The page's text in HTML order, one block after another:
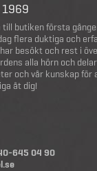
1969
till butiken första
flera duktiga och
besökt och rest i
alla hörn och delar
och vår kunskap för
åt dig!
645 04 90